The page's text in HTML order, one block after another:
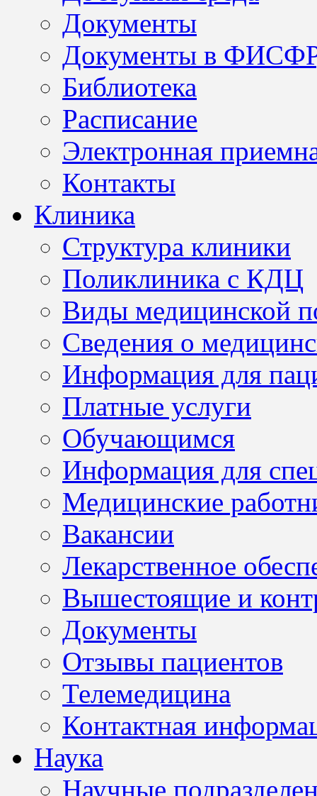
Документы
Документы в
Библиотека
Расписание
Электронная
Контакты
Клиника
Структура клиники
Поликлиника с КДЦ
Виды медицинской
Сведения о
Информация для
Платные услуги
Обучающимся
Информация для
Медицинские
Вакансии
Лекарственное
Вышестоящие и
Документы
Отзывы пациентов
Телемедицина
Контактная
Наука
Научные